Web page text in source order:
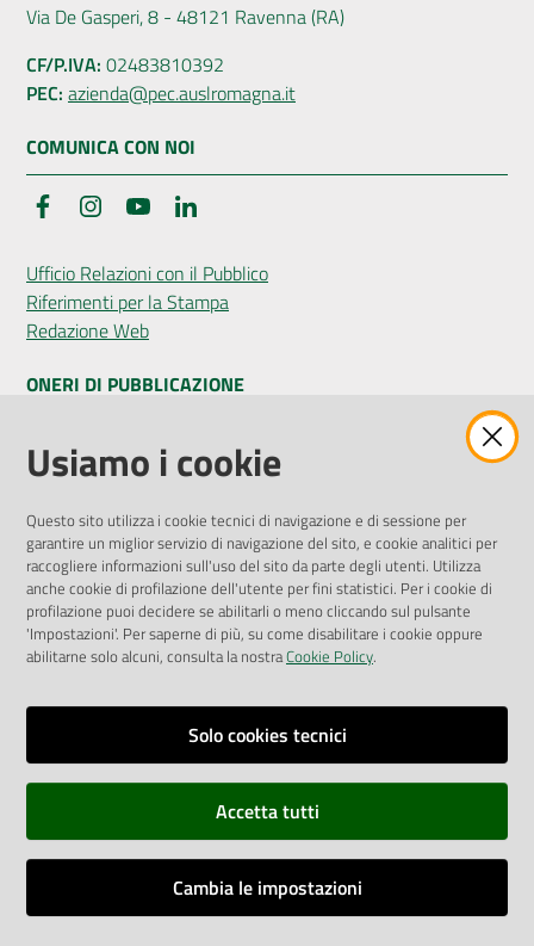
Via De Gasperi, 8 - 48121 Ravenna (RA)
CF/P.IVA: 02483810392
PEC: azienda@pec.auslromagna.it
COMUNICA CON NOI
FacebookInstagramYouTube
Ufficio Relazioni con il Pubblico
Riferimenti per la Stampa
Redazione Web
ONERI DI PUBBLICAZIONE
Amministrazione Trasparente
Pubblicità legale
Privacy Policy
Attuazione Misure PNRR
Liste di Attesa
ENTI, IMPRESE E PARTNER
Fatturazione Elettronica
Richiesta Patrocinio
Dichiarazione di Accessibilità
Dati di Monitoraggio
Usiamo i cookie
Questo sito utilizza i cookie tecnici di navigazione e di sessione per
garantire un miglior servizio di navigazione del sito, e cookie analitici per
raccogliere informazioni sull'uso del sito da parte degli utenti. Utilizza
anche cookie di profilazione dell'utente per fini statistici. Per i cookie di
profilazione puoi decidere se abilitarli o meno cliccando sul pulsante
'Impostazioni'. Per saperne di più, su come disabilitare i cookie oppure
abilitarne solo alcuni, consulta la nostraCookie Policy.
Solo cookies tecnici
Accetta tutti
Cambia le impostazioni